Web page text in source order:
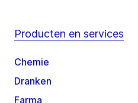
Producten en services
Chemie
Dranken
Farma